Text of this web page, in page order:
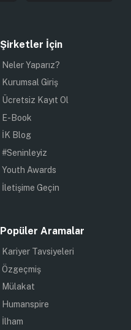
Şirketler İçin
Neler Yaparız?
Kurumsal Giriş
Ücretsiz Kayıt Ol
E-Book
İK Blog
#Seninleyiz
Youth Awards
İletişime Geçin
Popüler Aramalar
Kariyer Tavsiyeleri
Özgeçmiş
Mülakat
Humanspire
İlham